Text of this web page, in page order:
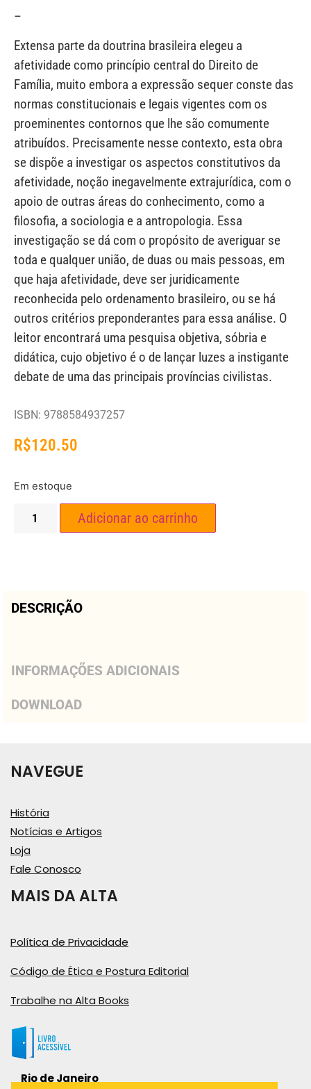
–
Extensa parte da doutrina brasileira elegeu a
afetividade como princípio central do Direito de
Família, muito embora a expressão sequer conste das
normas constitucionais e legais vigentes com os
proeminentes contornos que lhe são comumente
atribuídos. Precisamente nesse contexto, esta obra
se dispõe a investigar os aspectos constitutivos da
afetividade, noção inegavelmente extrajurídica, com o
apoio de outras áreas do conhecimento, como a
filosofia, a sociologia e a antropologia. Essa
investigação se dá com o propósito de averiguar se
toda e qualquer união, de duas ou mais pessoas, em
que haja afetividade, deve ser juridicamente
reconhecida pelo ordenamento brasileiro, ou se há
outros critérios preponderantes para essa análise. O
leitor encontrará uma pesquisa objetiva, sóbria e
didática, cujo objetivo é o de lançar luzes a instigante
debate de uma das principais províncias civilistas.
ISBN: 9788584937257
R$120.50
Em estoque
Adicionar ao carrinho
DESCRIÇÃO
INFORMAÇÕES ADICIONAIS
DOWNLOAD
NAVEGUE
História
Notícias e Artigos
Loja
Fale Conosco
MAIS DA ALTA
Política de Privacidade
Código de Ética e Postura Editorial
Trabalhe na Alta Books
Rio de Janeiro